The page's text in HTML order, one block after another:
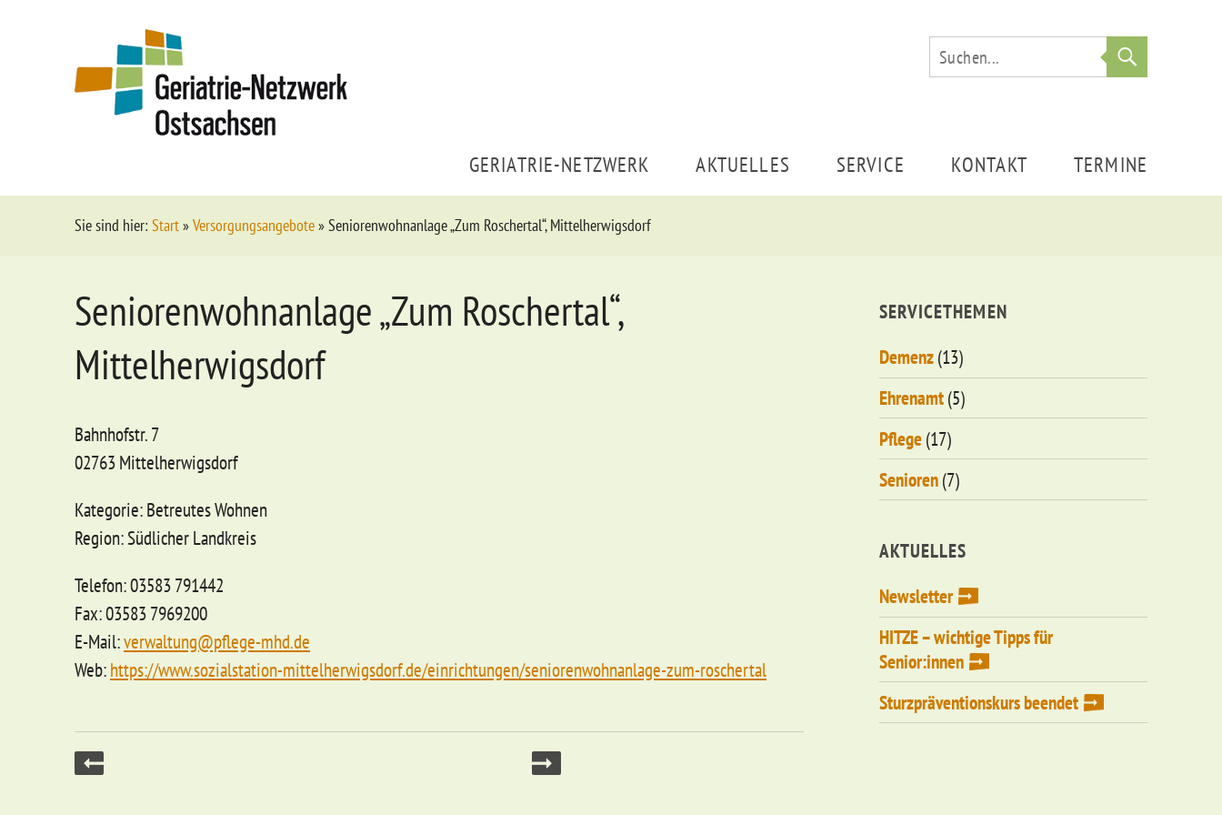
GERIATRIE-NETZWERK AKTUELLES SERVICE KONTAKT TERMINE
Sie sind hier: Start»Versorgungsangebote»Seniorenwohnanlage „Zum Roschertal“, Mittelherwigsdorf
Seniorenwohnanlage „Zum Roschertal“,
Mittelherwigsdorf
Bahnhofstr. 7
02763 Mittelherwigsdorf
Kategorie: Betreutes Wohnen
Region: Südlicher Landkreis
Telefon: 03583 791442
Fax: 03583 7969200
E-Mail:verwaltung@pflege-mhd.de
Web:https://www.sozialstation-mittelherwigsdorf.de/einrichtungen/seniorenwohnanlage-zum-roschertal
SERVICETHEMEN
Demenz(13)
Ehrenamt(5)
Pflege(17)
Senioren(7)
AKTUELLES
Newsletter
HITZE – wichtige Tipps für
Senior:innen
Sturzpräventionskurs beendet